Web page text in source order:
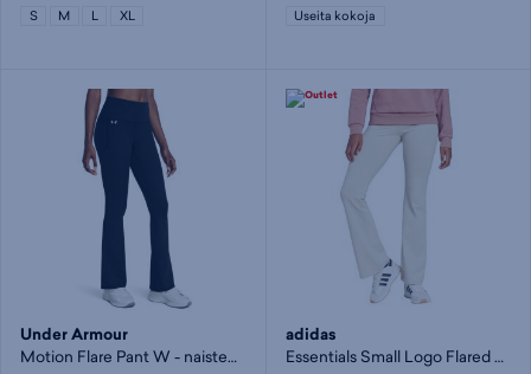
S M L XL Useita kokoja
Under Armour
Motion Flare Pant W - naisten pitkät trikoot
adidas
Essentials Small Logo Flared Leggings W - naisten pitkät trikoot